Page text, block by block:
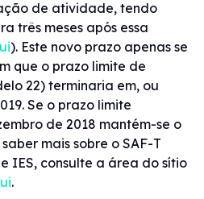
de atividade, tendo
três meses após essa
). Este novo prazo apenas se
que o prazo limite de
22) terminaria em, ou
Se o prazo limite
de 2018 mantém-se o
mais sobre o SAF-T
IES, consulte a área do sítio
.